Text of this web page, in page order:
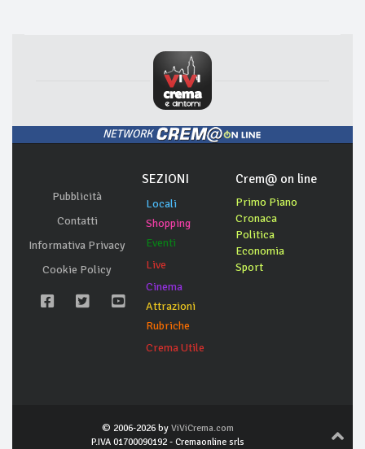
NETWORK
Pubblicità
Contatti
Informativa Privacy
Cookie Policy
SEZIONI
Locali
Shopping
Eventi
Live
Cinema
Attrazioni
Rubriche
Crema Utile
Crem@ on line
Primo Piano
Cronaca
Politica
Economia
Sport
© 2006-2026 by ViViCrema.com
P.IVA 01700090192 - Cremaonline srls